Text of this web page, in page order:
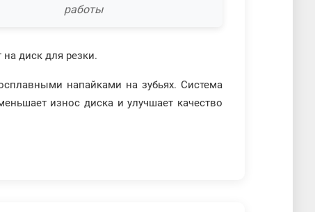
работы
диск для резки.
напайками на зубьях. Система
износ диска и улучшает качество